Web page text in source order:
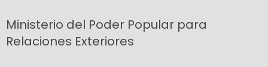
Ministerio del Poder Popular para
Relaciones Exteriores